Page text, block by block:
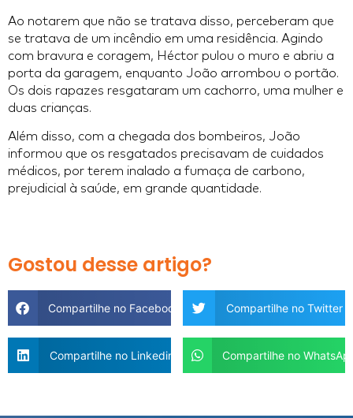
Ao notarem que não se tratava disso, perceberam que
se tratava de um incêndio em uma residência. Agindo
com bravura e coragem, Héctor pulou o muro e abriu a
porta da garagem, enquanto João arrombou o portão.
Os dois rapazes resgataram um cachorro, uma mulher e
duas crianças.
Além disso, com a chegada dos bombeiros, João
informou que os resgatados precisavam de cuidados
médicos, por terem inalado a fumaça de carbono,
prejudicial à saúde, em grande quantidade.
Gostou desse artigo?
Compartilhe no Facebook Compartilhe no Twitter
Compartilhe no Linkedin Compartilhe no